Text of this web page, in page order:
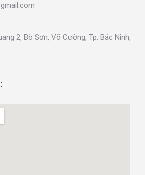
2, Bò Sơn, Võ Cường, Tp. Bắc Ninh,